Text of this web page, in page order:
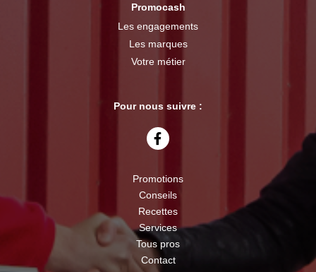
Promocash
Les engagements
Les marques
Votre métier
Pour nous suivre :
Promotions
Conseils
Recettes
Services
Tous pros
Contact